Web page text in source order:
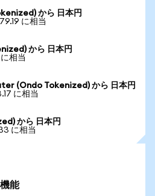
から 日本円
に相当
から 日本円
相当
(Ondo Tokenized) から 日本円
に相当
から 日本円
に相当
能